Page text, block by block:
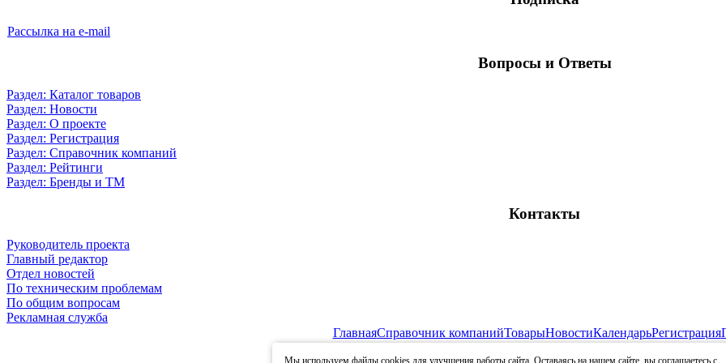
Рассылка на e-mail
Вопросы и Ответы
Раздел: Каталог товаров
Раздел: Новости
Раздел: О проекте
Раздел: Регистрация
Раздел: Справочник компаний
Раздел: Рейтинги
Раздел: Бренды и ТМ
Контакты
Руководитель проекта
Главный редактор
Отдел новостей
По техническим проблемам
По общим вопросам
Рекламная служба
ГлавнаяСправочник компанийТоварыНовостиКалендарьРегистрация
Мы используем файлы cookies для улучшения работы сайта. Оставаясь на нашем сайте, вы соглашаетесь с